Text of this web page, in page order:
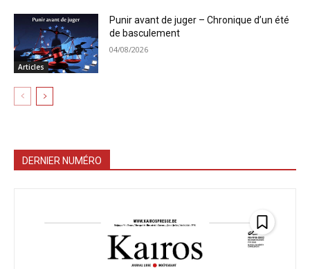
Articles
Punir avant de juger – Chronique d’un été
de basculement
04/08/2026
DERNIER NUMÉRO